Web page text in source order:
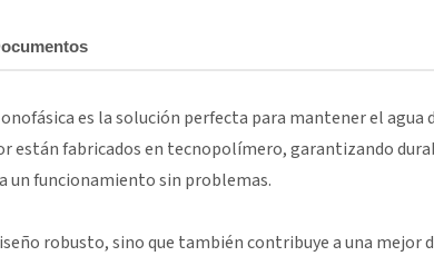
es la solución perfecta para mantener el
están fabricados en tecnopolímero, garantizando
un funcionamiento sin problemas.
robusto, sino que también contribuye a una mejor